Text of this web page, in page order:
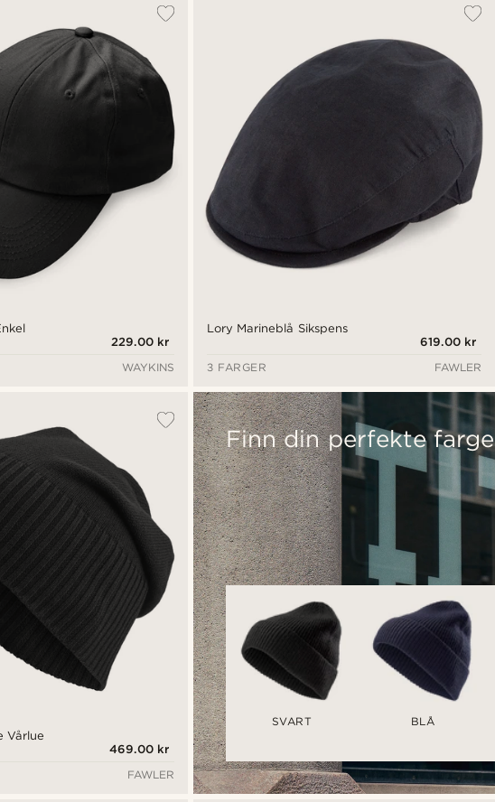
229.00 kr
WAYKINS
Lory Marineblå Sikspens
619.00 kr
3 FARGER
FAWLER
Vårlue
469.00 kr
FAWLER
Finn din perfekte farge
SVART BLÅ